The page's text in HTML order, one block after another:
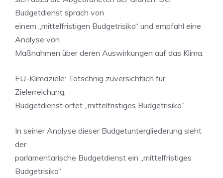
Budgetdienst sprach von
einem „mittelfristigen Budgetrisiko“ und empfahl eine
Analyse von
Maßnahmen über deren Auswirkungen auf das Klima.
EU-Klimaziele: Totschnig zuversichtlich für
Zielerreichung,
Budgetdienst ortet „mittelfristiges Budgetrisiko“
In seiner Analyse dieser Budgetuntergliederung sieht
der
parlamentarische Budgetdienst ein „mittelfristiges
Budgetrisiko“